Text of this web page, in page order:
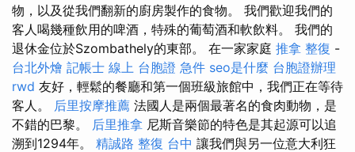
物，以及從我們翻新的廚房製作的食物。 我們歡迎我們的
客人喝幾種飲用的啤酒，特殊的葡萄酒和軟飲料。 我們的
退休金位於Szombathely的東部。 在一家家庭 推拿 整復 -
台北外燴 記帳士 線上 台胞證 急件 seo是什麼 台胞證辦理
rwd 友好，輕鬆的餐廳和第一個班級旅館中，我們正在等待
客人。 后里按摩推薦 法國人是兩個最著名的食肉動物，是
不錯的巴黎。 后里推拿 尼斯音樂節的特色是其起源可以追
溯到1294年。 精誠路 整復 台中 讓我們與另一位意大利狂